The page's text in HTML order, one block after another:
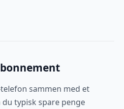
sammen med et
typisk spare penge